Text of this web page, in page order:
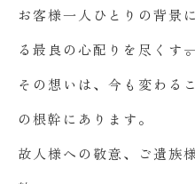
お客様一人ひとりの背景
る最良の心配りを尽くす――
その想いは、今も変わる
の根幹にあります。
故人様への敬意、ご遺族